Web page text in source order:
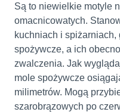
Są to niewielkie motyle
omacnicowatych.
kuchniach i
spożywcze, a ich
zwalczenia. Jak
mole spożywcze
milimetrów. Mogą
szarobrązowych po